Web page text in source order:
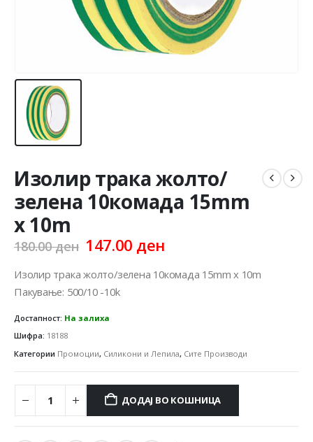
Изолир трака жолто/
зелена 10комада 15mm
x 10m
180.00ден Original
was:
180.00 ден.
147.00 денCurrent
is:
Изолир трака жолто/зелена 10комада 15mm x 10m
Пакување: 500/10 -10k
Достапност: На залиха
Шифра: 18188
Категории Промоции, Силикони и Лепила, Сите Производи
ДОДАЈ ВО КОШНИЦА